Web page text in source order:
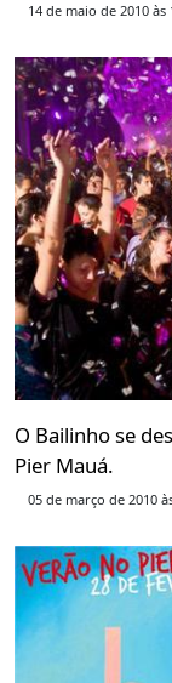
14 de maio de 2010 às
O Bailinho se
Pier Mauá.
05 de março de 2010